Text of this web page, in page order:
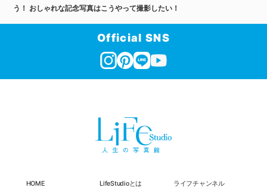
う！ おしゃれな記念写真はこうやって撮影したい！
Official SNS
HOME LifeStudioとは ライフチャンネル